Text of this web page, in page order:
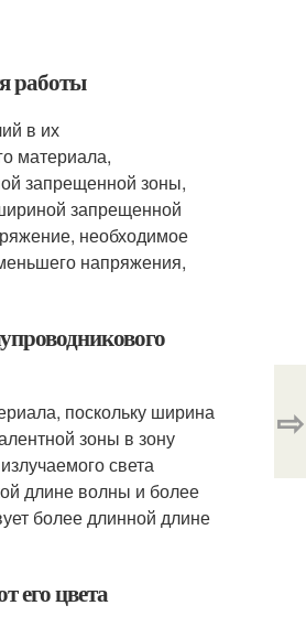
работы
в их
материала,
запрещенной зоны,
запрещенной
необходимое
напряжения,
поскольку ширина
зоны в зону
света
длине волны и более
более длинной длине
его цвета
⇨